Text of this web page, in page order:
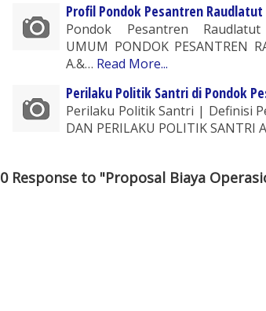
Profil Pondok Pesantren
Pondok Pesantren
UMUM PONDOK PESANTREN
A.&… Read More...
Perilaku Politik Santri di Pondok
Perilaku Politik Santri | Definisi
DAN PERILAKU POLITIK
0 Response to "Proposal Biaya